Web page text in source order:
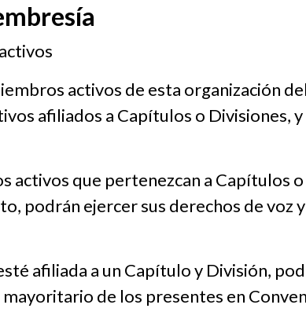
activos de esta organización
afiliados a Capítulos o Divisiones,
activos que pertenezcan a Capítulos
podrán ejercer sus derechos de
afiliada a un Capítulo y División,
de los presentes en